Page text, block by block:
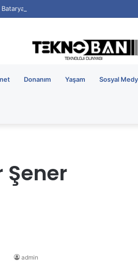
Ömrü Nasıl Uzatılır?
Donanım Yaşam Sosyal
Şener
admin